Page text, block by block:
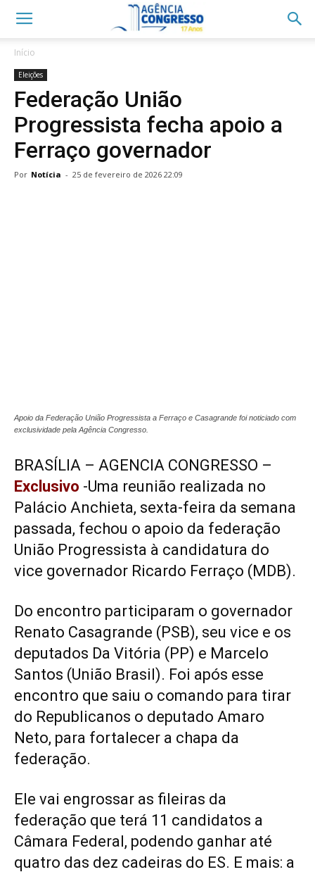
Início
Eleições
Federação União
Progressista fecha apoio a
Ferraço governador
Por Notícia - 25 de fevereiro de 2026 22:09
Apoio da Federação União Progressista a Ferraço e Casagrande foi noticiado com
exclusividade pela Agência Congresso.
BRASÍLIA – AGENCIA CONGRESSO –
Exclusivo -Uma reunião realizada no
Palácio Anchieta, sexta-feira da semana
passada, fechou o apoio da federação
União Progressista à candidatura do
vice governador Ricardo Ferraço (MDB).
Do encontro participaram o governador
Renato Casagrande (PSB), seu vice e os
deputados Da Vitória (PP) e Marcelo
Santos (União Brasil). Foi após esse
encontro que saiu o comando para tirar
do Republicanos o deputado Amaro
Neto, para fortalecer a chapa da
federação.
Ele vai engrossar as fileiras da
federação que terá 11 candidatos a
Câmara Federal, podendo ganhar até
quatro das dez cadeiras do ES. E mais: a